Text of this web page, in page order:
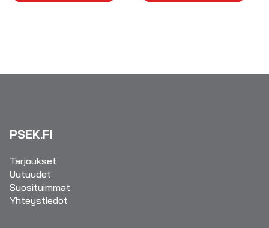
PSEK.FI
Tarjoukset
Uutuudet
Suosituimmat
Yhteystiedot